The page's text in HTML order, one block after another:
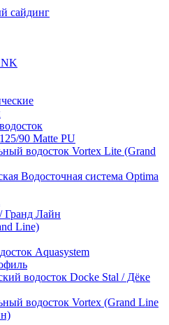
сайдинг
90 Matte PU
водосток Vortex Lite (Grand
Водосточная система Optima
Гранд Лайн
Line)
Aquasystem
водосток Docke Stal / Дёке
водосток Vortex (Grand Line